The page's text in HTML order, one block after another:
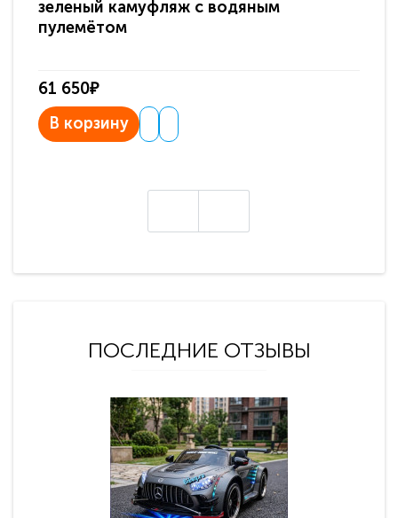
зеленый камуфляж с водяным
пулемётом
61 650₽
В корзину
ПОСЛЕДНИЕ ОТЗЫВЫ